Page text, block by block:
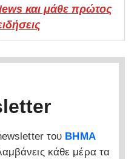
και μάθε πρώτος
του ΒΗΜΑ
κάθε μέρα τα